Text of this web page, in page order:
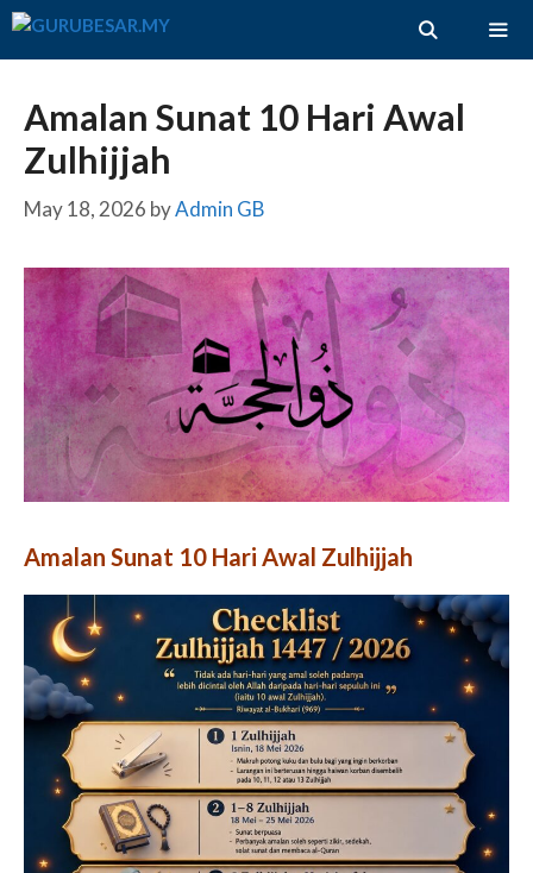
Skip
Amalan Sunat 10 Hari Awal
Zulhijjah
May 18, 2026 byAdmin GB
Amalan Sunat 10 Hari Awal Zulhijjah